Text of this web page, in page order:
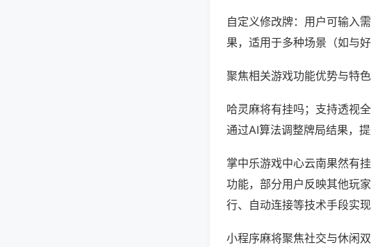
自定义修改牌：用户可输入
果，适用于多种场景（如与
聚焦相关游戏功能优势与特色
哈灵麻将有挂吗；支持透视
通过AI算法调整牌局结果，提
掌中乐游戏中心云南果然有
功能，部分用户反映其他玩
行、自动连接等技术手段实现
小程序麻将聚焦社交与休闲